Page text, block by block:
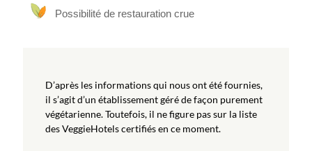
Possibilité de restauration crue
D’après les informations qui nous ont été fournies,
il s’agit d’un établissement géré de façon purement
végétarienne. Toutefois, il ne figure pas sur la liste
des VeggieHotels certifiés en ce moment.